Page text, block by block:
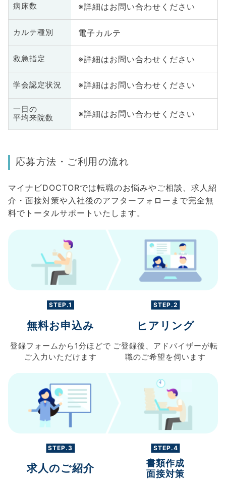
病床数 ※詳細はお問い合わせください
カルテ種別 電子カルテ
救急指定 ※詳細はお問い合わせください
学会認定状況 ※詳細はお問い合わせください
一日の
平均来院数
※詳細はお問い合わせください
応募方法・ご利用の流れ
マイナビDOCTORでは転職のお悩みやご相談、求人紹
介・面接対策や入社後のアフターフォローまで完全無
料でトータルサポートいたします。
STEP.1
無料お申込み
登録フォームから 1分ほどで
ご入力 いただけます
STEP.2
ヒアリング
ご登録後、 アドバイザーが転
職のご希望を伺います
STEP.3
求人のご紹介
STEP.4
書類作成
面接対策